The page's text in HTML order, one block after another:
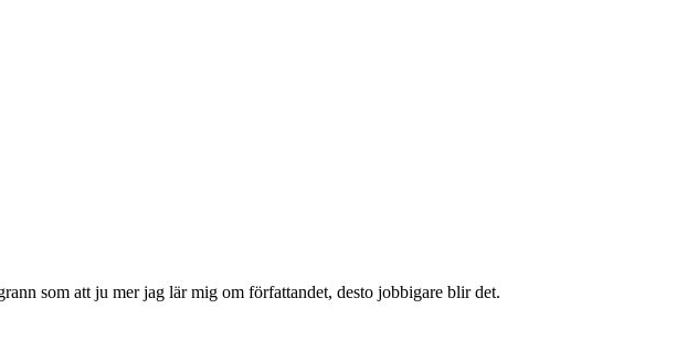
som att ju mer jag lär mig om författandet, desto jobbigare blir det.